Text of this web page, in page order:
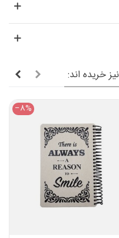
خریده اند:
‎−8%